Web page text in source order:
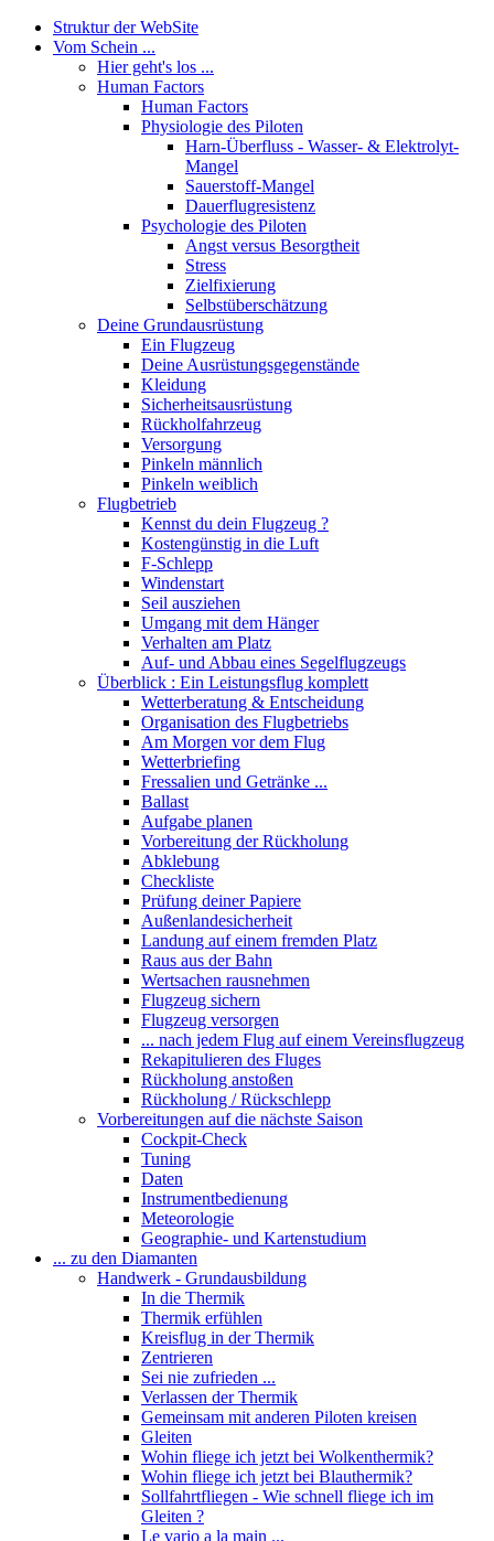
Struktur der WebSite
Vom Schein ...
Hier geht's los ...
Human Factors
Human Factors
Physiologie des Piloten
Harn-Überfluss - Wasser- & Elektrolyt-
Mangel
Sauerstoff-Mangel
Dauerflugresistenz
Psychologie des Piloten
Angst versus Besorgtheit
Stress
Zielfixierung
Selbstüberschätzung
Deine Grundausrüstung
Ein Flugzeug
Deine Ausrüstungsgegenstände
Kleidung
Sicherheitsausrüstung
Rückholfahrzeug
Versorgung
Pinkeln männlich
Pinkeln weiblich
Flugbetrieb
Kennst du dein Flugzeug ?
Kostengünstig in die Luft
F-Schlepp
Windenstart
Seil ausziehen
Umgang mit dem Hänger
Verhalten am Platz
Auf- und Abbau eines Segelflugzeugs
Überblick : Ein Leistungsflug komplett
Wetterberatung & Entscheidung
Organisation des Flugbetriebs
Am Morgen vor dem Flug
Wetterbriefing
Fressalien und Getränke ...
Ballast
Aufgabe planen
Vorbereitung der Rückholung
Abklebung
Checkliste
Prüfung deiner Papiere
Außenlandesicherheit
Landung auf einem fremden Platz
Raus aus der Bahn
Wertsachen rausnehmen
Flugzeug sichern
Flugzeug versorgen
... nach jedem Flug auf einem Vereinsflugzeug
Rekapitulieren des Fluges
Rückholung anstoßen
Rückholung / Rückschlepp
Vorbereitungen auf die nächste Saison
Cockpit-Check
Tuning
Daten
Instrumentbedienung
Meteorologie
Geographie- und Kartenstudium
... zu den Diamanten
Handwerk - Grundausbildung
In die Thermik
Thermik erfühlen
Kreisflug in der Thermik
Zentrieren
Sei nie zufrieden ...
Verlassen der Thermik
Gemeinsam mit anderen Piloten kreisen
Gleiten
Wohin fliege ich jetzt bei Wolkenthermik?
Wohin fliege ich jetzt bei Blauthermik?
Sollfahrtfliegen - Wie schnell fliege ich im
Gleiten ?
Le vario a la main ...